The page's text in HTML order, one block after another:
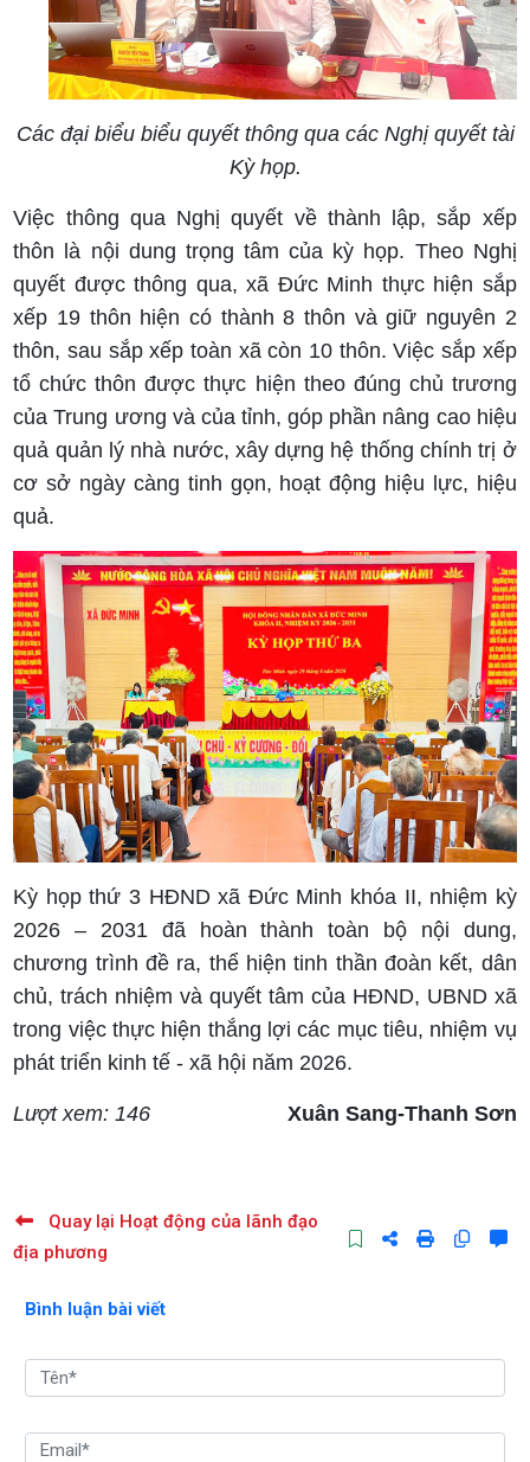
Các đại biểu biểu quyết thông qua các Nghị quyết tài
Kỳ họp.
Việc thông qua Nghị quyết về thành lập, sắp xếp
thôn là nội dung trọng tâm của kỳ họp. Theo Nghị
quyết được thông qua, xã Đức Minh thực hiện sắp
xếp 19 thôn hiện có thành 8 thôn và giữ nguyên 2
thôn, sau sắp xếp toàn xã còn 10 thôn.Việc sắp xếp
tổ chức thôn được thực hiện theo đúng chủ trương
của Trung ương và của tỉnh, góp phần nâng cao hiệu
quả quản lý nhà nước, xây dựng hệ thống chính trị ở
cơ sở ngày càng tinh gọn, hoạt động hiệu lực, hiệu
quả.
Kỳ họp thứ 3 HĐND xã Đức Minh khóa II, nhiệm kỳ
2026 – 2031 đã hoàn thành toàn bộ nội dung,
chương trình đề ra, thể hiện tinh thần đoàn kết, dân
chủ, trách nhiệm và quyết tâm của HĐND, UBND xã
trong việc thực hiện thắng lợi các mục tiêu, nhiệm vụ
phát triển kinh tế - xã hội năm 2026.
Lượt xem: 146 Xuân Sang-Thanh Sơn
Quay lại Hoạt động của lãnh đạo
địa phương
Bình luận bài viết